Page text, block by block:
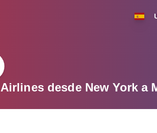
desde New York a